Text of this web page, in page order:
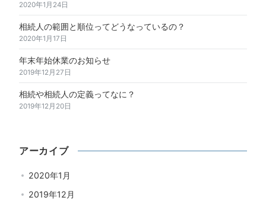
2020年1月24日
相続人の範囲と順位ってどうなっているの？
2020年1月17日
年末年始休業のお知らせ
2019年12月27日
相続や相続人の定義ってなに？
2019年12月20日
アーカイブ
2020年1月
2019年12月